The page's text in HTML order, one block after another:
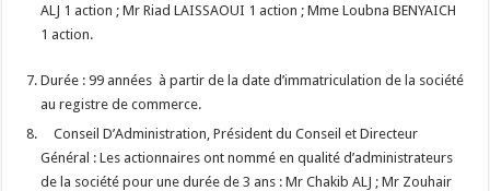
ALJ 1 action ; Mr Riad LAISSAOUI 1 action ; Mme Loubna BENYAICH
1 action.
Durée : 99 années à partir de la date d’immatriculation de la société
au registre de commerce.
Conseil D’Administration, Président du Conseil et Directeur
Général : Les actionnaires ont nommé en qualité d’administrateurs
de la société pour une durée de 3 ans :Mr Chakib ALJ ; Mr Zouhair